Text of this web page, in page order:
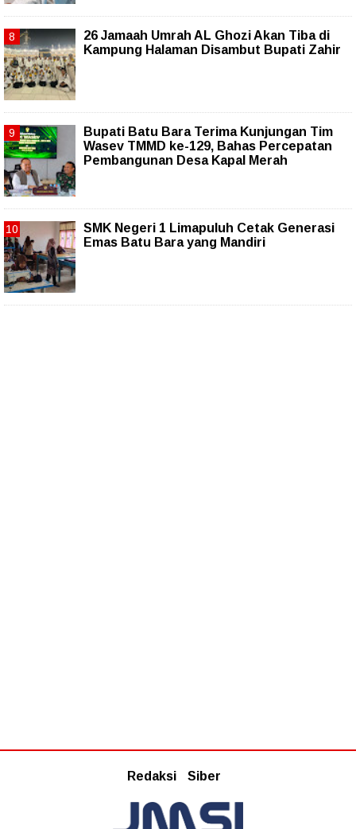
26 Jamaah Umrah AL Ghozi Akan Tiba di
Kampung Halaman Disambut Bupati Zahir
Bupati Batu Bara Terima Kunjungan Tim
Wasev TMMD ke-129, Bahas Percepatan
Pembangunan Desa Kapal Merah
SMK Negeri 1 Limapuluh Cetak Generasi
Emas Batu Bara yang Mandiri
Redaksi Siber